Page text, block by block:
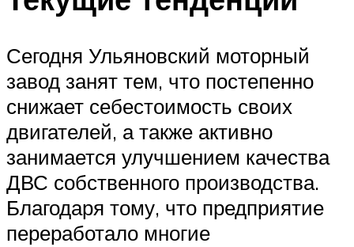
Сегодня Ульяновский моторный
завод занят тем, что постепенно
снижает себестоимость своих
двигателей, а также активно
занимается улучшением качества
ДВС собственного производства.
Благодаря тому, что предприятие
переработало многие